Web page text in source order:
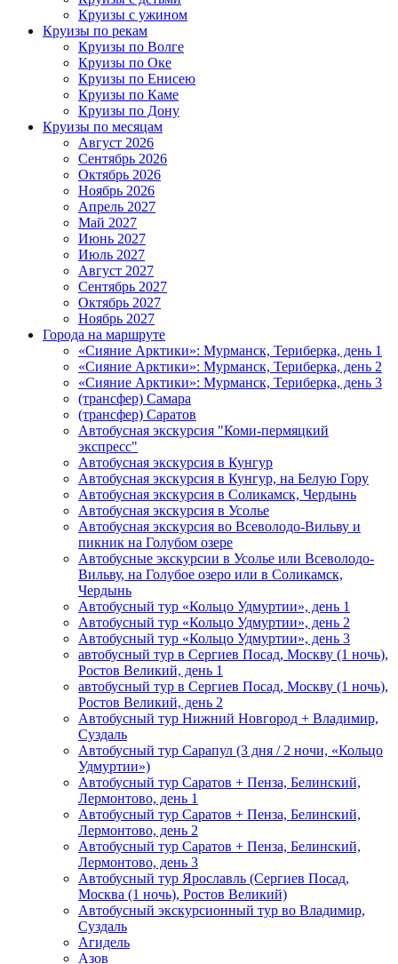
Круизы с ужином
Круизы по рекам
Круизы по Волге
Круизы по Оке
Круизы по Енисею
Круизы по Каме
Круизы по Дону
Круизы по месяцам
Август 2026
Сентябрь 2026
Октябрь 2026
Ноябрь 2026
Апрель 2027
Май 2027
Июнь 2027
Июль 2027
Август 2027
Сентябрь 2027
Октябрь 2027
Ноябрь 2027
Города на маршруте
«Сияние Арктики»: Мурманск, Териберка, день 1
«Сияние Арктики»: Мурманск, Териберка, день 2
«Сияние Арктики»: Мурманск, Териберка, день 3
(трансфер) Самара
(трансфер) Саратов
Автобусная экскурсия "Коми-пермяцкий
экспресс"
Автобусная экскурсия в Кунгур
Автобусная экскурсия в Кунгур, на Белую Гору
Автобусная экскурсия в Соликамск, Чердынь
Автобусная экскурсия в Усолье
Автобусная экскурсия во Всеволодо-Вильву и
пикник на Голубом озере
Автобусные экскурсии в Усолье или Всеволодо-
Вильву, на Голубое озеро или в Соликамск,
Чердынь
Автобусный тур «Кольцо Удмуртии», день 1
Автобусный тур «Кольцо Удмуртии», день 2
Автобусный тур «Кольцо Удмуртии», день 3
автобусный тур в Сергиев Посад, Москву (1 ночь),
Ростов Великий, день 1
автобусный тур в Сергиев Посад, Москву (1 ночь),
Ростов Великий, день 2
Автобусный тур Нижний Новгород + Владимир,
Суздаль
Автобусный тур Сарапул (3 дня / 2 ночи, «Кольцо
Удмуртии»)
Автобусный тур Саратов + Пенза, Белинский,
Лермонтово, день 1
Автобусный тур Саратов + Пенза, Белинский,
Лермонтово, день 2
Автобусный тур Саратов + Пенза, Белинский,
Лермонтово, день 3
Автобусный тур Ярославль (Сергиев Посад,
Москва (1 ночь), Ростов Великий)
Автобусный экскурсионный тур во Владимир,
Суздаль
Агидель
Азов